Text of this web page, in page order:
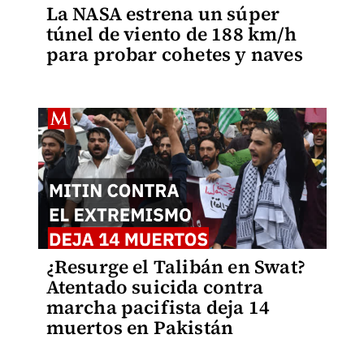
La NASA estrena un súper
túnel de viento de 188 km/h
para probar cohetes y naves
¿Resurge el Talibán en Swat?
Atentado suicida contra
marcha pacifista deja 14
muertos en Pakistán